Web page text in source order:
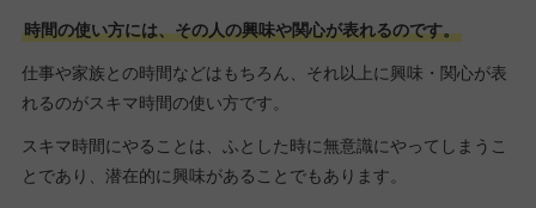
時間の使い方には、その人の興味や関心が表れるのです。
仕事や家族との時間などはもちろん、それ以上に興味・関心が表
れるのがスキマ時間の使い方です。
スキマ時間にやることは、ふとした時に無意識にやってしまうこ
とであり、潜在的に興味があることでもあります。